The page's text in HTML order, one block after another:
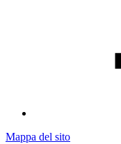
Mappa del sito